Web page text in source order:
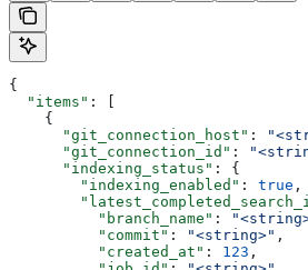
{
  "items"
: [
    {
      "git_connection_host"
:
      "git_connection_id"
:
      "indexing_status"
: {
        "indexing_enabled"
: true ,
          "branch_name"
:
          "commit"
: "<string>" ,
          "created_at"
: 123 ,